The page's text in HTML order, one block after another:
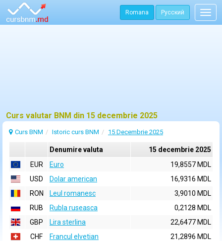
Romana Русский
Curs valutar BNM din 15 decembrie 2025
Curs BNM Istoric curs BNM 15 Decembrie 2025
Denumire valuta
15 decembrie 2025
EUR
Euro
19,8557 MDL
USD
Dolar american
16,9316 MDL
RON
Leul romanesc
3,9010 MDL
RUB
Rubla ruseasca
0,2128 MDL
GBP
Lira sterlina
22,6477 MDL
CHF
Francul elvetian
21,2896 MDL